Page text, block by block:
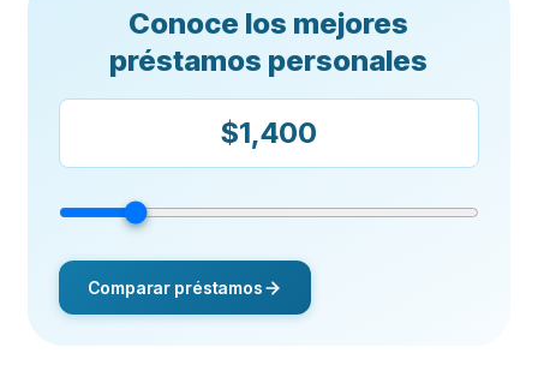
Conoce los mejores
préstamos personales
Comparar préstamos